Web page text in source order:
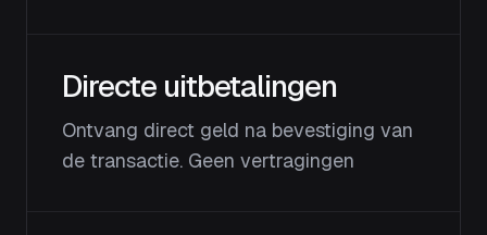
Directe uitbetalingen
Ontvang direct geld na bevestiging van
de transactie. Geen vertragingen